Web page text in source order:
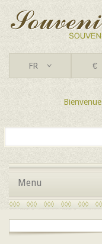
FR €
Bienvenue
Menu